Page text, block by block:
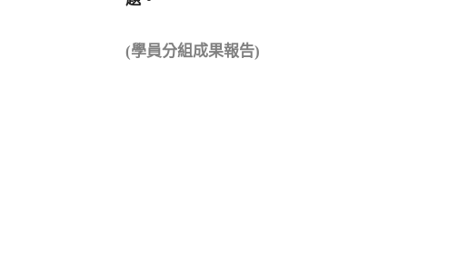
(學員分組成果報告)